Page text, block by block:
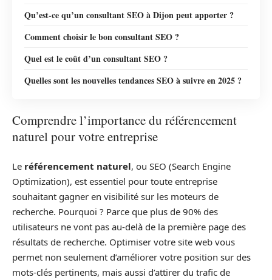
Qu’est-ce qu’un consultant SEO à Dijon peut apporter ?
Comment choisir le bon consultant SEO ?
Quel est le coût d’un consultant SEO ?
Quelles sont les nouvelles tendances SEO à suivre en 2025 ?
Comprendre l’importance du référencement
naturel pour votre entreprise
Le référencement naturel, ou SEO (Search Engine
Optimization), est essentiel pour toute entreprise
souhaitant gagner en visibilité sur les moteurs de
recherche. Pourquoi ? Parce que plus de 90% des
utilisateurs ne vont pas au-delà de la première page des
résultats de recherche. Optimiser votre site web vous
permet non seulement d’améliorer votre position sur des
mots-clés pertinents, mais aussi d’attirer du trafic de